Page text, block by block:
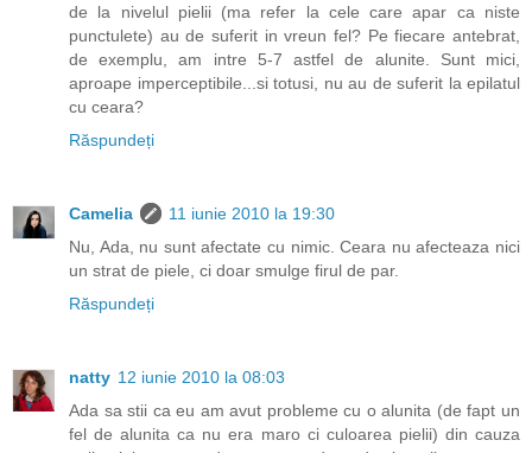
de la nivelul pielii (ma refer la cele care apar ca niste
punctulete) au de suferit in vreun fel? Pe fiecare antebrat,
de exemplu, am intre 5-7 astfel de alunite. Sunt mici,
aproape imperceptibile...si totusi, nu au de suferit la epilatul
cu ceara?
Răspundeți
Camelia
11 iunie 2010 la 19:30
Nu, Ada, nu sunt afectate cu nimic. Ceara nu afecteaza nici
un strat de piele, ci doar smulge firul de par.
Răspundeți
natty 12 iunie 2010 la 08:03
Ada sa stii ca eu am avut probleme cu o alunita (de fapt un
fel de alunita ca nu era maro ci culoarea pielii) din cauza